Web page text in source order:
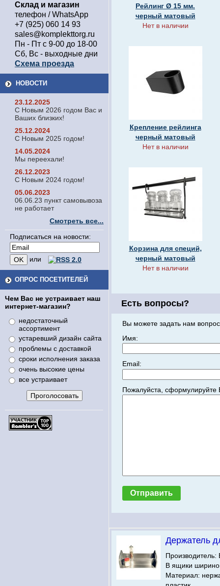
Склад и магазин
телефон / WhatsApp
+7 (925) 060 14 93
sales@komplekttorg.ru
Пн - Пт с 9-00 до 18-00
Сб, Вс - выходные дни
Схема проезда
НОВОСТИ
23.12.2025
С Новым 2026 годом Вас и
Ваших близких!
25.12.2024
С Новым 2025 годом!
14.05.2024
Мы переехали!
26.12.2023
С Новым 2024 годом!
05.06.2023
06.06.23 пункт самовывоза
не работает
Смотреть все...
Подписаться на новости:
или
ОПРОС ПОСЕТИТЕЛЕЙ
Чем Вас не устраивает наш
интернет-магазин?
недостаточный
ассортимент
устаревший дизайн сайта
проблемы с доставкой
сроки исполнения заказа
очень высокие цены
все устраивает
Рейлинг Ø 15 мм.
черный матовый
Нет в наличии
Крепление рейлинга
черный матовый
Нет в наличии
Корзина для специй,
черный матовый
Нет в наличии
Есть вопросы?
Вы можете задать нам
Имя:
Email:
Пожалуйста,
Держатель
Производитель:
В ящики
Материал: